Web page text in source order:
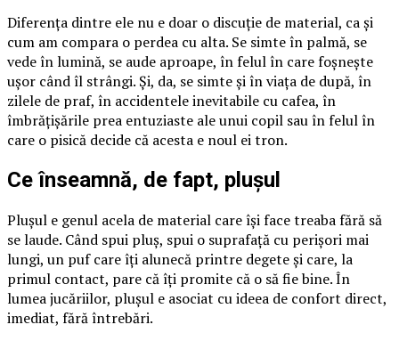
Diferența dintre ele nu e doar o discuție de material, ca și
cum am compara o perdea cu alta. Se simte în palmă, se
vede în lumină, se aude aproape, în felul în care foșnește
ușor când îl strângi. Și, da, se simte și în viața de după, în
zilele de praf, în accidentele inevitabile cu cafea, în
îmbrățișările prea entuziaste ale unui copil sau în felul în
care o pisică decide că acesta e noul ei tron.
Ce înseamnă, de fapt, plușul
Plușul e genul acela de material care își face treaba fără să
se laude. Când spui pluș, spui o suprafață cu perișori mai
lungi, un puf care îți alunecă printre degete și care, la
primul contact, pare că îți promite că o să fie bine. În
lumea jucăriilor, plușul e asociat cu ideea de confort direct,
imediat, fără întrebări.